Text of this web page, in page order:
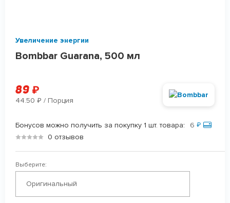
Увеличение энергии
Bombbar Guarana, 500 мл
89 ₽
44.50 ₽ / Порция
Бонусов можно получить за покупку 1 шт. товара: 6 ₽
0 отзывов
Выберите:
Оригинальный